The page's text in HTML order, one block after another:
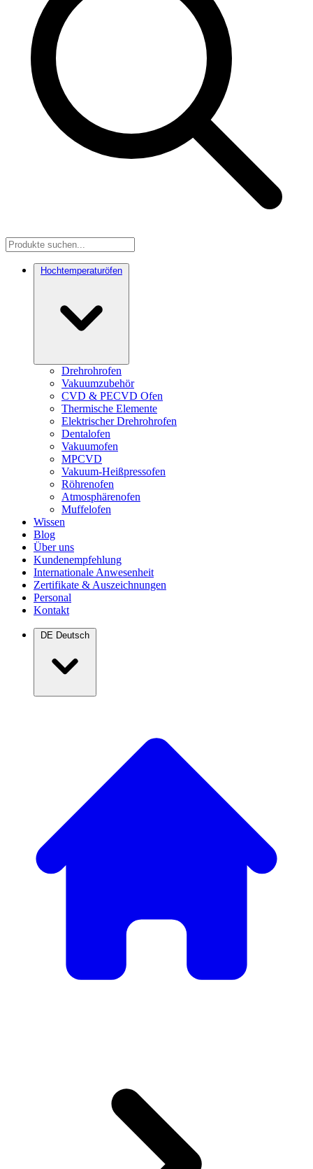
Hochtemperaturöfen
Drehrohrofen
Vakuumzubehör
CVD & PECVD Ofen
Thermische Elemente
Elektrischer Drehrohrofen
Dentalofen
Vakuumofen
MPCVD
Vakuum-Heißpressofen
Röhrenofen
Atmosphärenofen
Muffelofen
Wissen
Blog
Über uns
Kundenempfehlung
Internationale Anwesenheit
Zertifikate & Auszeichnungen
Personal
Kontakt
DE Deutsch